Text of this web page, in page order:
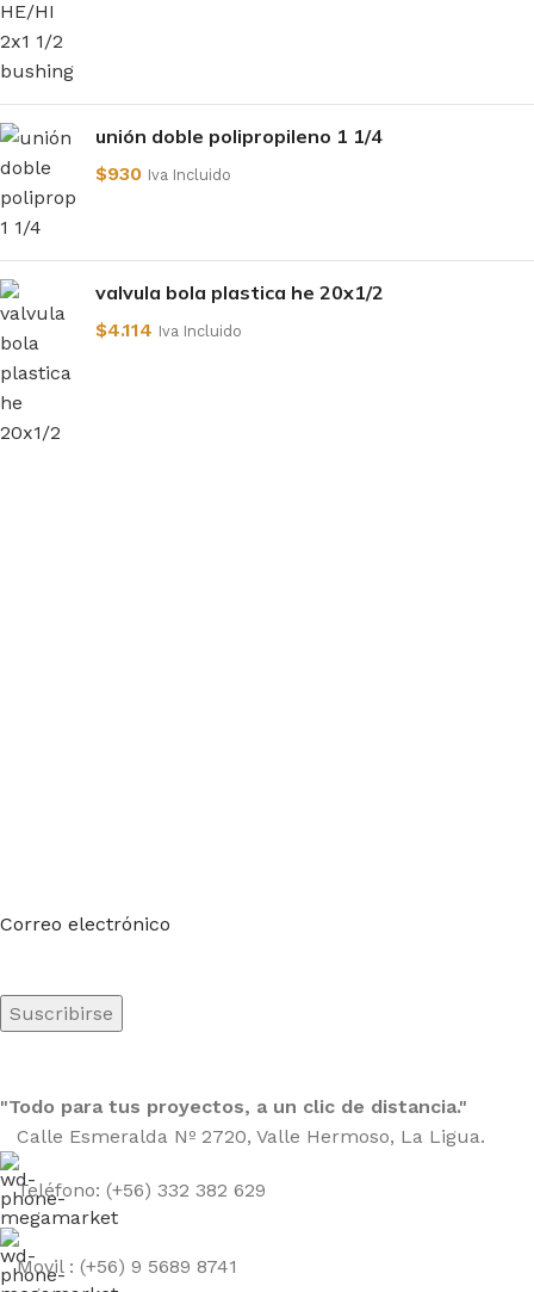
unión doble polipropileno 1 1/4
$930 Iva Incluido
valvula bola plastica he 20x1/2
$4.114 Iva Incluido
Correo electrónico
"Todo para tus proyectos, a un clic de distancia."
Calle Esmeralda Nº 2720, Valle Hermoso, La Ligua.
Teléfono: (+56) 332 382 629
Movil : (+56) 9 5689 8741